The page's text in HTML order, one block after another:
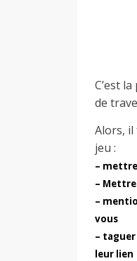
n
d
e
d
C’est
de
Alors, il
jeu :
–
–
–
vous
–
leur lien